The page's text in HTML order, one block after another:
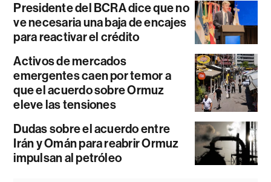
Presidente del BCRA dice que no
ve necesaria una baja de encajes
para reactivar el crédito
Activos de mercados
emergentes caen por temor a
que el acuerdo sobre Ormuz
eleve las tensiones
Dudas sobre el acuerdo entre
Irán y Omán para reabrir Ormuz
impulsan al petróleo